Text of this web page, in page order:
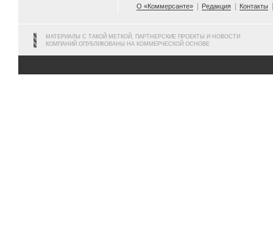
О «Коммерсанте»
Редакция Контакты
МАТЕРИАЛЫ С ТАКОЙ МЕТКОЙ, ПАРТНЕРСКИЕ ПРОЕКТЫ И НОВОСТИ
КОМПАНИЙ ОПУБЛИКОВАНЫ НА КОММЕРЧЕСКОЙ ОСНОВЕ